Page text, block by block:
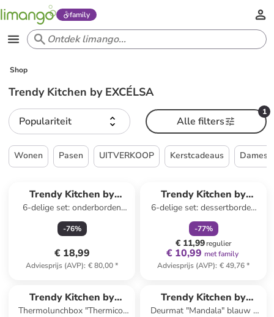
family
Shop
Trendy Kitchen by EXCÉLSA
Populariteit
1
Alle filters
Wonen Pasen UITVERKOOP Kerstcadeaus Dames
Trendy Kitchen by
EXCÉLSA
6-delige set: onderborden
"Fiori Frida" meerkleurig - Ø
33 cm
-76%
€ 18,99
Adviesprijs (AVP): € 80,00*
Trendy Kitchen by
EXCÉLSA
6-delige set: dessertborden
"Vintage Christmas"
rood/groen - Ø 15 cm
-77%
€ 11,99regulier
€ 10,99 met family
Adviesprijs (AVP): € 49,76*
Trendy Kitchen by
EXCÉLSA
Thermolunchbox "Thermico"
Trendy Kitchen by
EXCÉLSA
Deurmat "Mandala" blauw -